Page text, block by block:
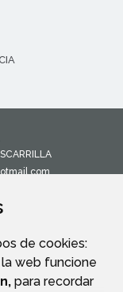
de cookies:
web funcione
para recordar